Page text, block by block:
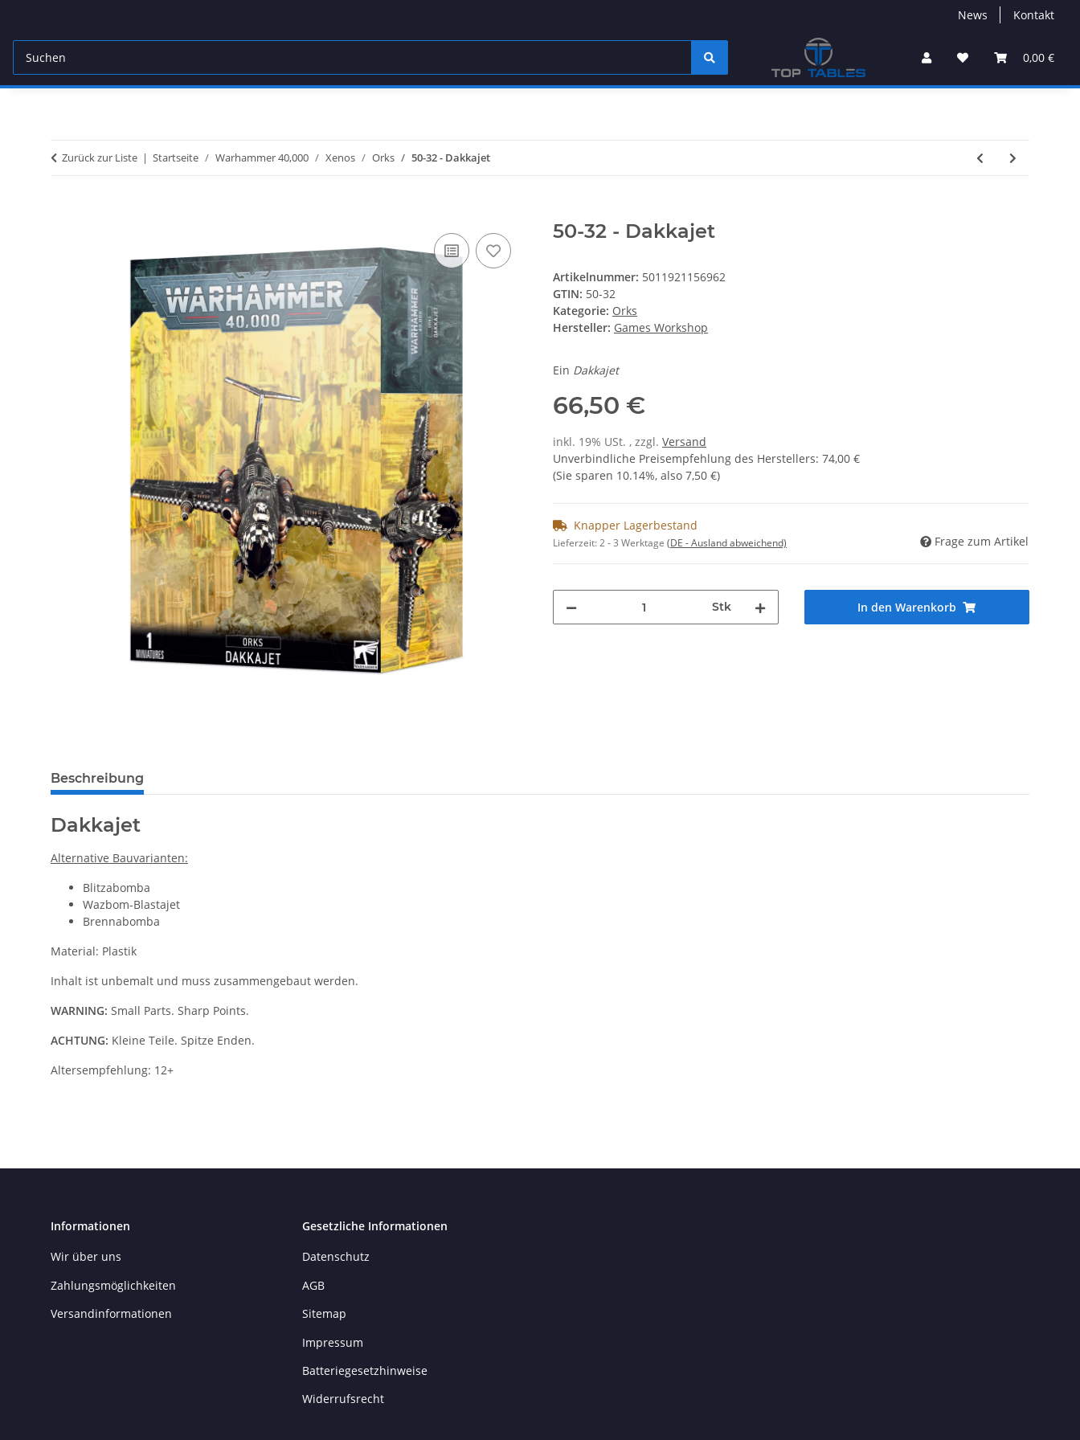
News Kontakt
0,00 €
Zurück zur Liste Startseite Warhammer 40,000 Xenos Orks 50-32 - Dakkajet
50-32 - Dakkajet
Artikelnummer: 5011921156962
GTIN: 50-32
Kategorie: Orks
Hersteller: Games Workshop
Ein Dakkajet
66,50 €
inkl. 19% USt. , zzgl. Versand
Unverbindliche Preisempfehlung des Herstellers: 74,00 €
(Sie sparen 10.14%, also 7,50 €)
Knapper Lagerbestand
Lieferzeit:2 - 3 Werktage (DE - Ausland abweichend) Frage zum Artikel
Stk In den Warenkorb
Beschreibung
Dakkajet
Alternative Bauvarianten:
Blitzabomba
Wazbom-Blastajet
Brennabomba
Material: Plastik
Inhalt ist unbemalt und muss zusammengebaut werden.
WARNING: Small Parts. Sharp Points.
ACHTUNG: Kleine Teile. Spitze Enden.
Altersempfehlung: 12+
Informationen
Wir über uns
Zahlungsmöglichkeiten
Versandinformationen
Gesetzliche Informationen
Datenschutz
AGB
Sitemap
Impressum
Batteriegesetzhinweise
Widerrufsrecht